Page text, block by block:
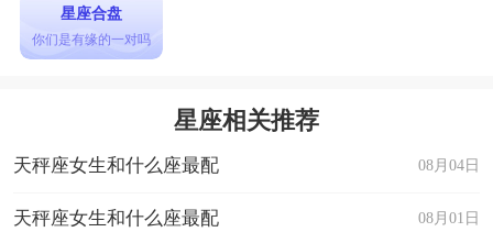
星座合盘
你们是有缘的一对吗
星座相关推荐
08月04日
天秤座女生和什么座最配
08月01日
天秤座女生和什么座最配